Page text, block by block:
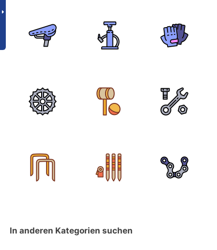
In anderen Kategorien suchen